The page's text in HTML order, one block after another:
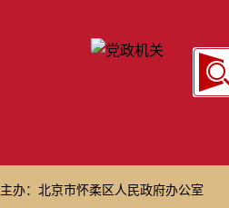
主办：北京市怀柔区人民政府办公室